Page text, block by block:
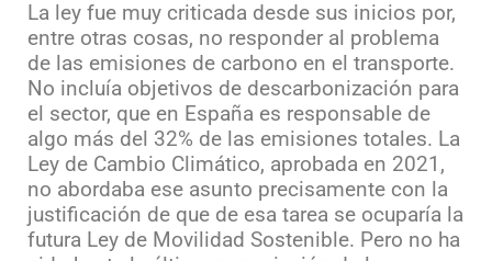
La ley fue muy criticada desde sus inicios por,
entre otras cosas, no responder al problema
de las emisiones de carbono en el transporte.
No incluía objetivos de descarbonización para
el sector, que en España es responsable de
algo más del 32% de las emisiones totales. La
Ley de Cambio Climático, aprobada en 2021,
no abordaba ese asunto precisamente con la
justificación de que de esa tarea se ocuparía la
futura Ley de Movilidad Sostenible. Pero no ha